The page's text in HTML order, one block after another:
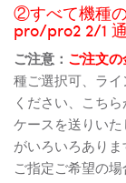
②すべて機種
pro/pro2 2/1
ご注意： ご注文
種ご選択可、ラ
ください、こち
ケースを送りい
がいろいろあり
ご指定ご希望の